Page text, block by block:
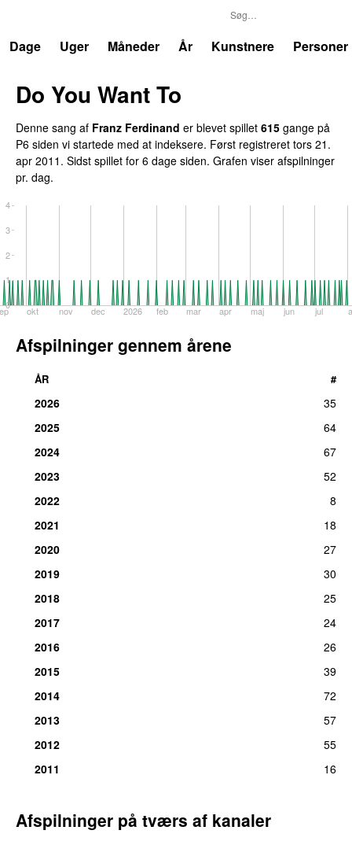
Dage
Uger Måneder År Kunstnere Personer
Do You Want To
Denne sang af Franz Ferdinand er blevet spillet 615 gange på
P6 siden vi startede med at indeksere. Først registreret tors 21.
apr 2011 . Sidst spillet for 6 dage siden. Grafen viser afspilninger
pr. dag.
okt nov dec 2026 feb mar apr maj jun jul
0
1
2
3
4
Afspilninger gennem årene
ÅR #
2026
35
2025
64
2024
67
2023
52
2022
8
2021
18
2020
27
2019
30
2018
25
2017
24
2016
26
2015
39
2014
72
2013
57
2012
55
2011
16
Afspilninger på tværs af kanaler